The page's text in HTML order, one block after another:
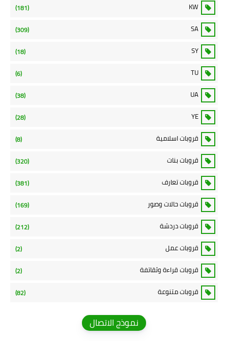
KW
(181)
SA
(309)
SY
(18)
TU
(6)
UA
(38)
YE
(28)
قروبات اسلامية (8)
قروبات بنات (320)
قروبات تعارف (381)
قروبات حالات وصور (169)
قروبات دردشة (212)
قروبات عمل (2)
قروبات قراءة وثقاتفة (2)
قروبات متنوعة (82)
نموذج الاتصال